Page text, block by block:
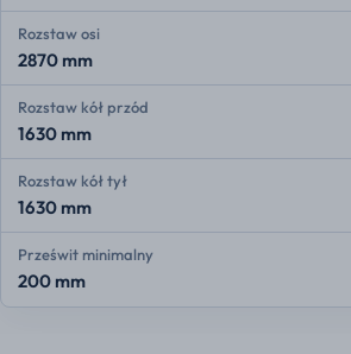
Rozstaw osi
2870 mm
Rozstaw kół przód
1630 mm
Rozstaw kół tył
1630 mm
Prześwit minimalny
200 mm